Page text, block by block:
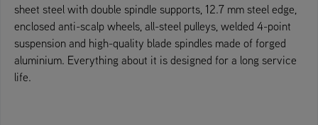
sheet steel with double spindle supports, 12.7 mm steel edge,
enclosed anti-scalp wheels, all-steel pulleys, welded 4-point
suspension and high-quality blade spindles made of forged
aluminium. Everything about it is designed for a long service
life.